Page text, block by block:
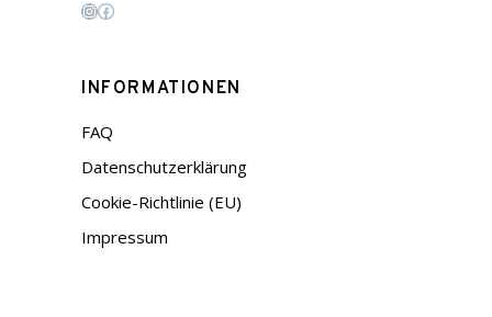
Instagram
Facebook
INFORMATIONEN
FAQ
Datenschutzerklärung
Cookie-Richtlinie (EU)
Impressum